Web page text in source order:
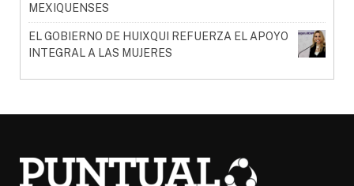
MEXIQUENSES
EL GOBIERNO DE HUIXQUI REFUERZA EL APOYO
INTEGRAL A LAS MUJERES